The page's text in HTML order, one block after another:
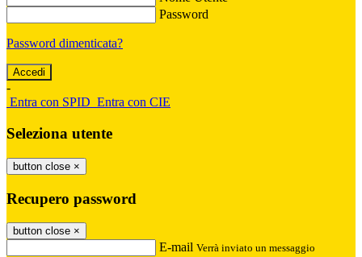
Password
Password dimenticata?
-
Entra con SPID Entra con CIE
Seleziona utente
button close ×
Recupero password
button close ×
E-mail Verrà inviato un messaggio